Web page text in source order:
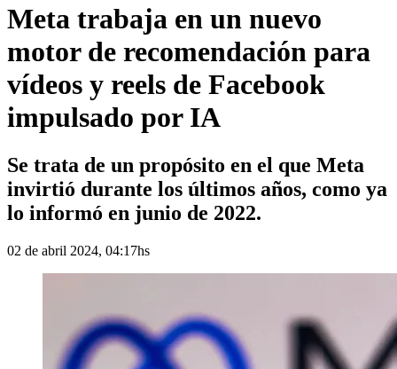
Meta trabaja en un nuevo
motor de recomendación para
vídeos y reels de Facebook
impulsado por IA
Se trata de un propósito en el que Meta
invirtió durante los últimos años, como ya
lo informó en junio de 2022.
02 de abril 2024, 04:17hs